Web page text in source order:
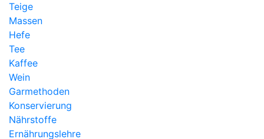
Teige
Massen
Hefe
Tee
Kaffee
Wein
Garmethoden
Konservierung
Nährstoffe
Ernährungslehre